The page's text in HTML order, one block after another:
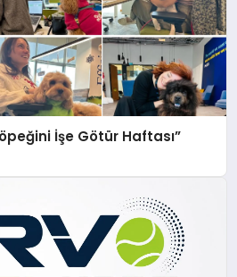
İşe Götür Haftası”